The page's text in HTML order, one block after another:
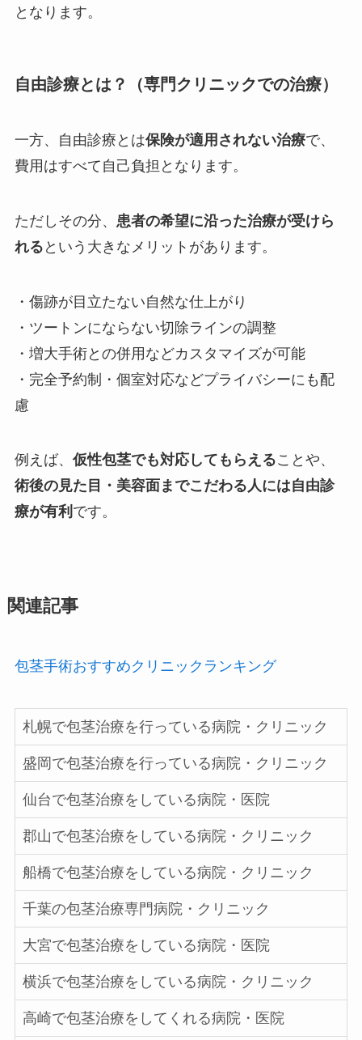
となります。
自由診療とは？（専門クリニックでの治療）
一方、自由診療とは保険が適用されない治療で、
費用はすべて自己負担となります。
ただしその分、 患者の希望に沿った治療が受けら
れる という大きなメリットがあります。
・傷跡が目立たない自然な仕上がり
・ツートンにならない切除ラインの調整
・増大手術との併用などカスタマイズが可能
・完全予約制・個室対応などプライバシーにも配
慮
例えば、 仮性包茎でも対応してもらえることや、
術後の見た目・美容面までこだわる人には自由診
療が有利 です。
関連記事
包茎手術おすすめクリニックランキング
札幌で包茎治療を行っている病院・クリニック
盛岡で包茎治療を行っている病院・クリニック
仙台で包茎治療をしている病院・医院
郡山で包茎治療をしている病院・クリニック
船橋で包茎治療をしている病院・クリニック
千葉の包茎治療専門病院・クリニック
大宮で包茎治療をしている病院・医院
横浜で包茎治療をしている病院・クリニック
高崎で包茎治療をしてくれる病院・医院